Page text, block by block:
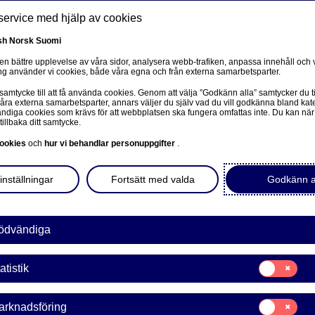
Om oss Investerare Nyheter & insikter
Bank Abp: Återköp av
med hjälp av cookies
Norsk Suomi
bättre upplevelse av våra sidor, analysera webb-trafiken, anpassa innehåll och
använder vi cookies, både våra egna och från externa samarbetsparter.
till att få använda cookies. Genom att välja ”Godkänn alla” samtycker du
externa samarbetsparter, annars väljer du själv vad du vill godkänna bland
cookies som krävs för att webbplatsen ska fungera omfattas inte. Du kan
ditt samtycke.
och hur vi behandlar personuppgifter .
Godkänn
Fortsätt med valda
Samtycke
för:
Statistik
Samtycke